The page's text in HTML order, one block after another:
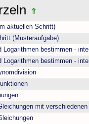
aktuellen Schritt)
(Musteraufgabe)
Logarithmen bestimmen -
Logarithmen bestimmen -
mit verschiedenen